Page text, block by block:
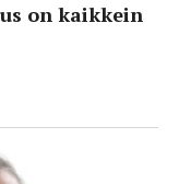
on kaikkein